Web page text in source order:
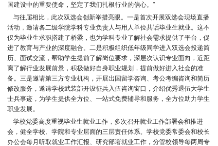
国建设中的重要使命，坚定了我们扎根行业的信心。”
与往届相比，此次双选会创新举措亮眼。一是首次开展双选会现场直播
活动，邀请各二级学院学科专业负责人与用人单位共话毕业生就业。这不
仅为毕业生求职搭建了桥梁，也为学科专业了解社会需求提供了平台，促
进了教育与产业的深度融合。二是积极组织低年级同学进入双选会投递简
历、面试交流，帮助学生提前了解岗位要求，深层次认识专业面向，近距
离了解行业发展前景，积极做好自身职业规划，提前做好进入社会的准
备。三是邀请第三方专业机构，开展出国留学咨询、考公考编咨询和简历
修改服务，邀请学校武装部开设征兵入伍咨询窗口，介绍优秀退伍大学生
士兵事迹，为学生提供全方位、一站式免费辅导和服务，全方位助力学生
职业发展。
学校党委高度重视毕业生就业工作，多次召开就业工作部署会和推进
会，健全学校、学院和专业层面的三层责任体系。学校党委常委会和校长
办公会每月听取就业工作汇报、研究部署就业工作，分管校领导每两周专